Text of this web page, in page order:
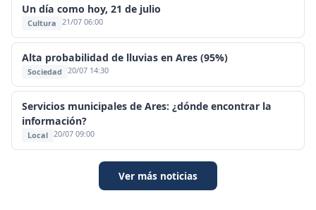
Un día como hoy, 21 de julio
Cultura 21/07 06:00
Alta probabilidad de lluvias en Ares (95%)
Sociedad 20/07 14:30
Servicios municipales de Ares: ¿dónde encontrar la
información?
Local 20/07 09:00
Ver más noticias